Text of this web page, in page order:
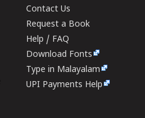
Contact Us
Request a Book
Help / FAQ
Download Fonts
Type in Malayalam
UPI Payments Help